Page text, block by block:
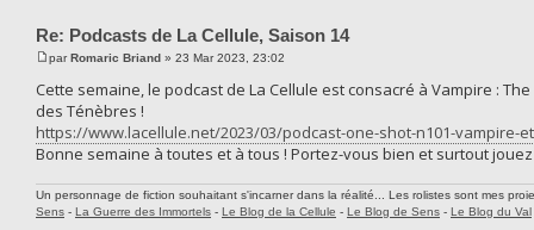
Re: Podcasts de La Cellule, Saison 14
parRomaric Briand » 23 Mar 2023, 23:02
Cette semaine, le podcast de La Cellule est consacré à Vampire :
des Ténèbres !
https://www.lacellule.net/2023/03/podcast-one-shot-n101-vampire-
Bonne semaine à toutes et à tous ! Portez-vous bien et surtout
Un personnage de fiction souhaitant s'incarner dans la réalité... Les rolistes sont mes
Sens - La Guerre des Immortels - Le Blog de la Cellule - Le Blog de Sens - Le Blog du Val